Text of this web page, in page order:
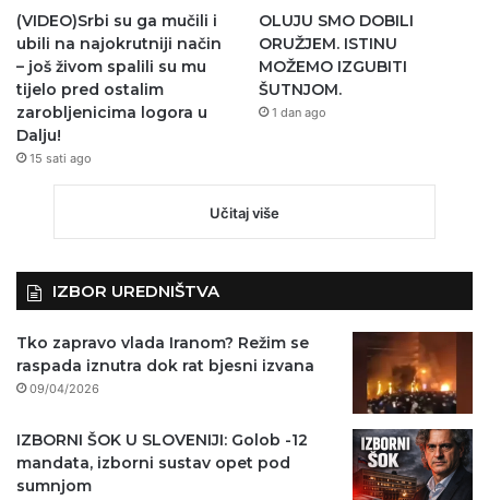
(VIDEO)Srbi su ga mučili i
ubili na najokrutniji način
– još živom spalili su mu
tijelo pred ostalim
zarobljenicima logora u
Dalju!
15 sati ago
OLUJU SMO DOBILI
ORUŽJEM. ISTINU
MOŽEMO IZGUBITI
ŠUTNJOM.
1 dan ago
Učitaj više
IZBOR UREDNIŠTVA
Tko zapravo vlada Iranom? Režim se
raspada iznutra dok rat bjesni izvana
09/04/2026
IZBORNI ŠOK U SLOVENIJI: Golob -12
mandata, izborni sustav opet pod
sumnjom